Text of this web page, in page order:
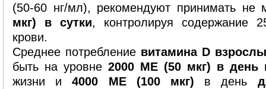
(50-60 нг/мл), рекомендуют принимать не
мкг) в сутки, контролируя содержание
крови.
Среднее потребление витамина D
быть на уровне 2000 МЕ (50 мкг) в день
жизни и4000 МЕ (100 мкг) в день